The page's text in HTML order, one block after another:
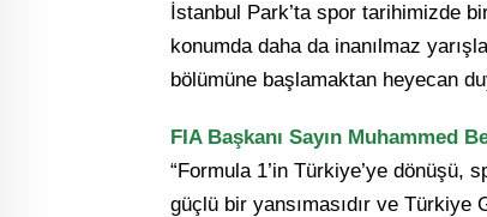
İstanbul Park’ta spor tarihimizde
konumda daha da inanılmaz
bölümüne başlamaktan heyecan
FIA Başkanı Sayın Muhammed
“Formula 1’in Türkiye’ye
güçlü bir yansımasıdır ve Türkiye